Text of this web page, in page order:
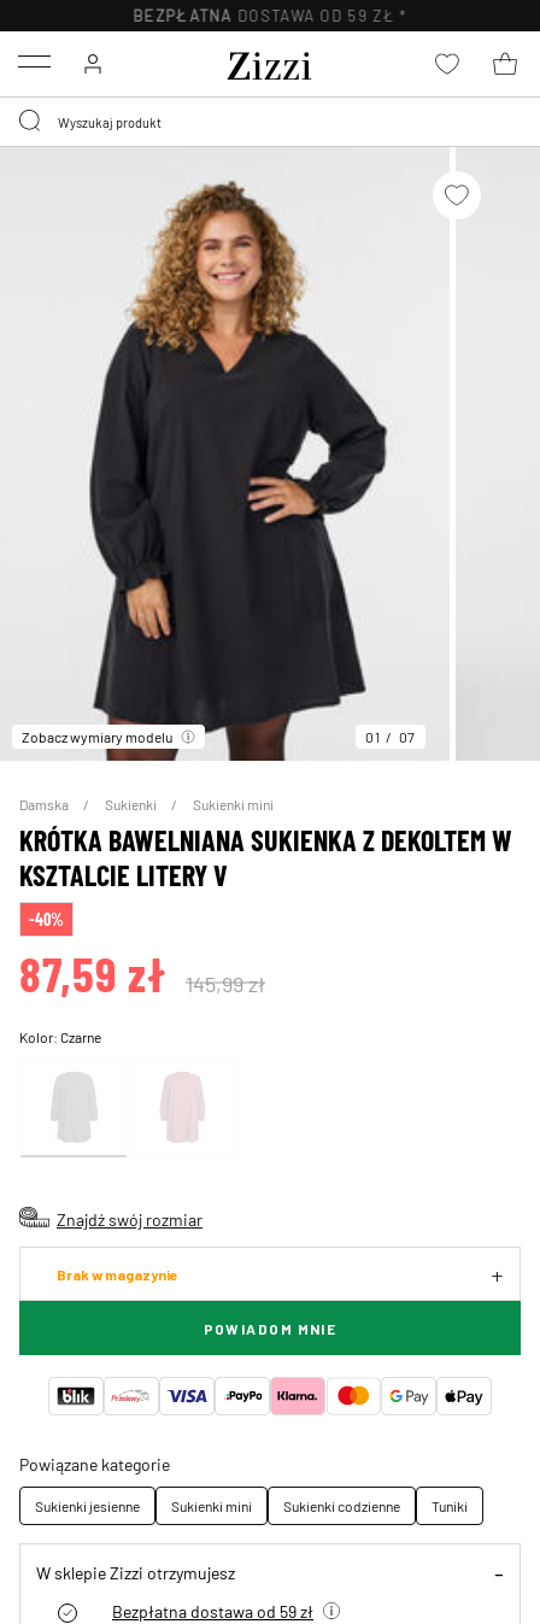
BEZPŁATNA DOSTAWA OD 59 ZŁ *
Menu
Zobacz wymiary modelu 01 07
Damska Sukienki Sukienki mini
KRÓTKA BAWELNIANA SUKIENKA Z DEKOLTEM W
KSZTALCIE LITERY V
-40%
87,59 zł 145,99 zł
Kolor:Czarne
Znajdź swój rozmiar
Brak w magazynie
POWIADOM MNIE
Powiązane kategorie
Sukienki jesienne Sukienki mini Sukienki codzienne Tuniki
W sklepie Zizzi otrzymujesz
Bezpłatna dostawa od 59 zł